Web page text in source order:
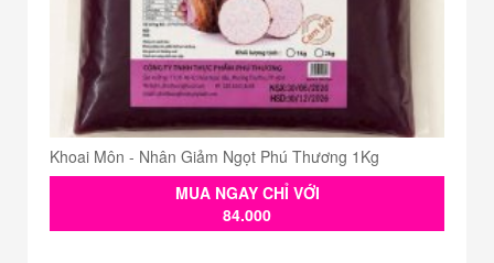
Khoai Môn - Nhân Giảm Ngọt Phú Thương 1Kg
MUA NGAY CHỈ VỚI
84.000